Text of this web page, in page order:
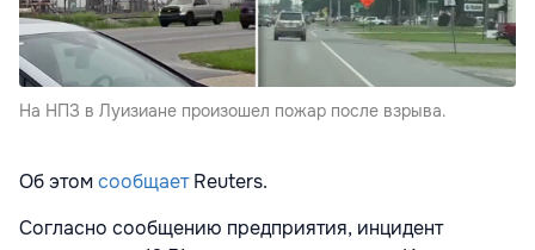
На НПЗ в Луизиане произошел пожар после взрыва.
Об этомсообщаетReuters.
Согласно сообщению предприятия, инцидент